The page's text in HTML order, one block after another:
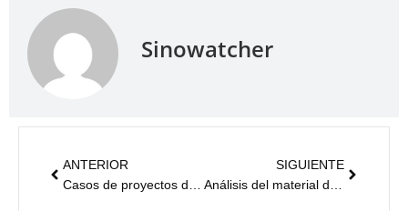
Sinowatcher
ANTERIOR
Casos de proyectos de señalización peatonal por leds en tierra en Malasia
SIGUIENTE
Análisis del material de la carcasa de los semáforos